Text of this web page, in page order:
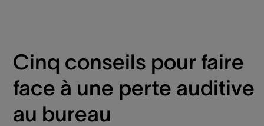
Cinq conseils pour faire
face à une perte auditive
au bureau